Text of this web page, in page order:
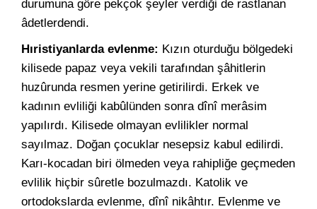
durumuna göre pekçok şeyler verdiği de rastlanan
âdetlerdendi.
Hıristiyanlarda evlenme: Kızın oturduğu bölgedeki
kilisede papaz veya vekili tarafından şâhitlerin
huzûrunda resmen yerine getirilirdi. Erkek ve
kadının evliliği kabûlünden sonra dînî merâsim
yapılırdı. Kilisede olmayan evlilikler normal
sayılmaz. Doğan çocuklar nesepsiz kabul edilirdi.
Karı-kocadan biri ölmeden veya rahipliğe geçmeden
evlilik hiçbir sûretle bozulmazdı. Katolik ve
ortodokslarda evlenme, dînî nikâhtır. Evlenme ve